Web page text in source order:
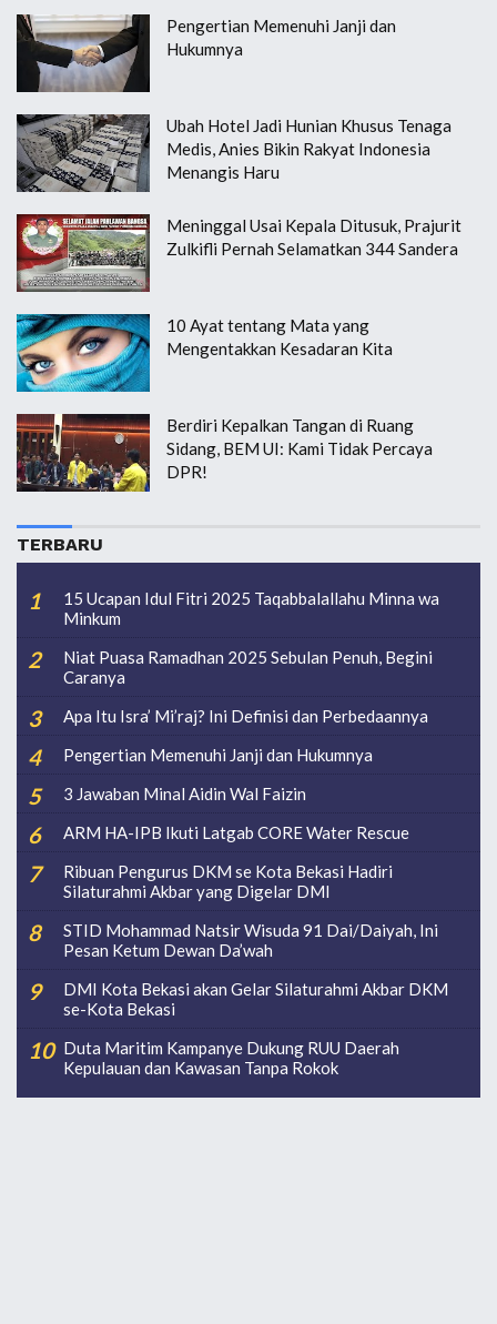
Pengertian Memenuhi Janji dan
Hukumnya
Ubah Hotel Jadi Hunian Khusus Tenaga
Medis, Anies Bikin Rakyat Indonesia
Menangis Haru
Meninggal Usai Kepala Ditusuk, Prajurit
Zulkifli Pernah Selamatkan 344 Sandera
10 Ayat tentang Mata yang
Mengentakkan Kesadaran Kita
Berdiri Kepalkan Tangan di Ruang
Sidang, BEM UI: Kami Tidak Percaya
DPR!
TERBARU
15 Ucapan Idul Fitri 2025 Taqabbalallahu Minna wa
Minkum
Niat Puasa Ramadhan 2025 Sebulan Penuh, Begini
Caranya
Apa Itu Isra’ Mi’raj? Ini Definisi dan Perbedaannya
Pengertian Memenuhi Janji dan Hukumnya
3 Jawaban Minal Aidin Wal Faizin
ARM HA-IPB Ikuti Latgab CORE Water Rescue
Ribuan Pengurus DKM se Kota Bekasi Hadiri
Silaturahmi Akbar yang Digelar DMI
STID Mohammad Natsir Wisuda 91 Dai/Daiyah, Ini
Pesan Ketum Dewan Da’wah
DMI Kota Bekasi akan Gelar Silaturahmi Akbar DKM
se-Kota Bekasi
Duta Maritim Kampanye Dukung RUU Daerah
Kepulauan dan Kawasan Tanpa Rokok